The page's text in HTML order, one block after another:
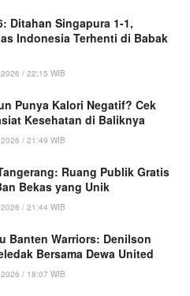
Ditahan Singapura 1-1,
Indonesia Terhenti di Babak
/ 22:15 WIB
Punya Kalori Negatif? Cek
Kesehatan di Baliknya
/ 21:49 WIB
Ruang Publik Gratis
Bekas yang Unik
/ 21:44 WIB
Banten Warriors: Denilson
Bersama Dewa United
/ 18:07 WIB